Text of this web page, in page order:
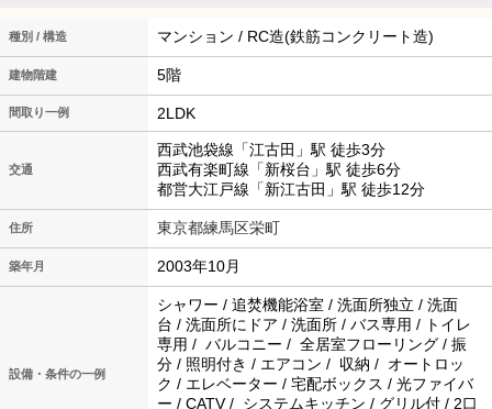
種別 / 構造 マンション / RC造(鉄筋コンクリート造)
建物階建 5階
間取り一例 2LDK
交通
西武池袋線「江古田」駅 徒歩3分
西武有楽町線「新桜台」駅 徒歩6分
都営大江戸線「新江古田」駅 徒歩12分
住所 東京都練馬区栄町
築年月 2003年10月
設備・条件の一例
シャワー / 追焚機能浴室 / 洗面所独立 / 洗面
台 / 洗面所にドア / 洗面所 / バス専用 / トイレ
専用 / バルコニー / 全居室フローリング / 振
分 / 照明付き / エアコン / 収納 / オートロッ
ク / エレベーター / 宅配ボックス / 光ファイバ
ー / CATV / システムキッチン / グリル付 / 2口